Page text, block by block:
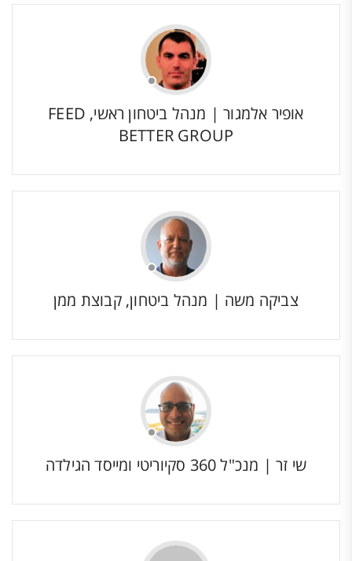
אופיר אלמגור | מנהל ביטחון ראשי, FEED
BETTER GROUP
צביקה משה | מנהל ביטחון, קבוצת ממן
שי זר | מנכ"ל 360 סקיוריטי ומייסד הגילדה